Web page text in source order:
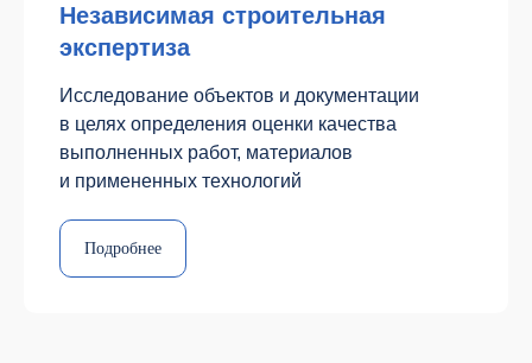
Независимая строительная
экспертиза
Исследование объектов и документации
в целях определения оценки качества
выполненных работ, материалов
и примененных технологий
Подробнее